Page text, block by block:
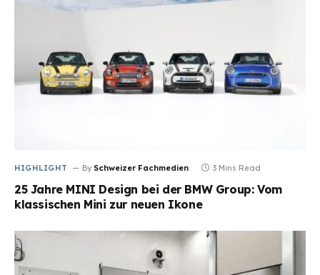
HIGHLIGHT By Schweizer Fachmedien 3 Mins Read
25 Jahre MINI Design bei der BMW Group: Vom
klassischen Mini zur neuen Ikone